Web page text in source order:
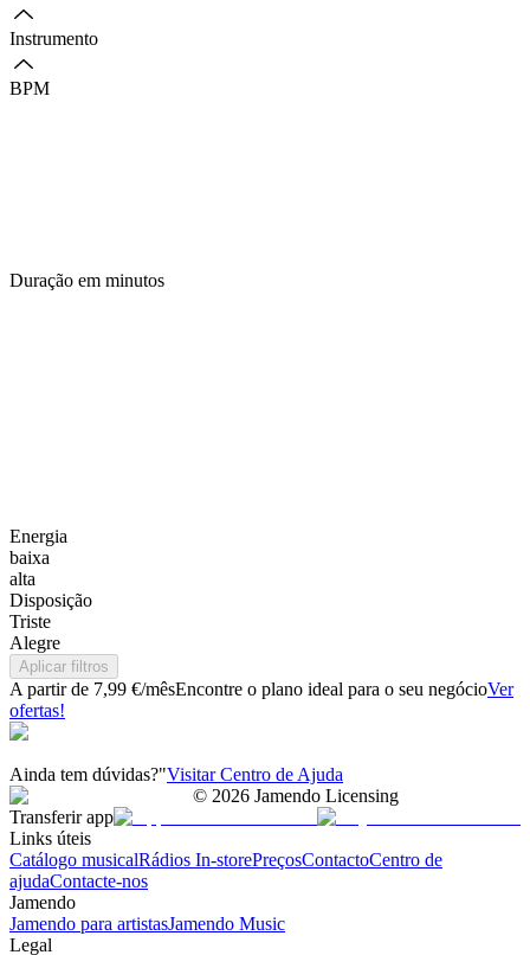
Instrumento
BPM
Duração em minutos
Energia
baixa
alta
Disposição
Triste
Alegre
Aplicar filtros
A partir de 7,99 €/mêsEncontre o plano ideal para o seu negócioVer
ofertas!
Ainda tem dúvidas?"Visitar Centro de Ajuda
© 2026 Jamendo Licensing
Transferir app
Links úteis
Catálogo musicalRádios In-storePreçosContactoCentro de
ajudaContacte-nos
Jamendo
Jamendo para artistasJamendo Music
Legal